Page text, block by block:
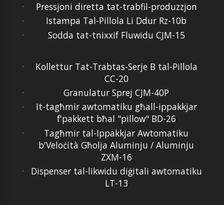
Pressjoni diretta tat-trabfil-produzzjon
Istampa Tal-Pillola Li Ddur Rz-10b
Sodda tat-tnixxif Fluwidu CJM-15
Kollettur Tat-Trabtas-Serje B tal-Pillola
CC-20
Granulatur Sprej CJM-40P
It-tagħmir awtomatiku għall-ippakkjar
f'pakkett bħal "pillow" BD-26
Tagħmir tal-Ippakkjar Awtomatiku
b'Veloċità Għolja Aluminju / Aluminju
ZXM-16
Dispenser tal-likwidu diġitali awtomatiku
LT-13